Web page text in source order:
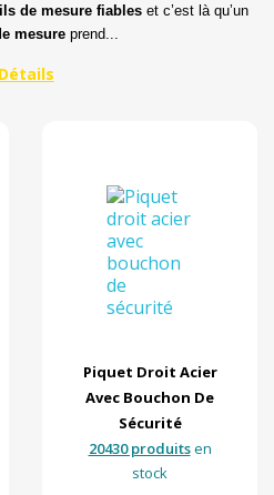
de mesure fiables
mesure prend...
Piquet Droit Acier
Avec Bouchon De
Sécurité
20430 produitsen
stock